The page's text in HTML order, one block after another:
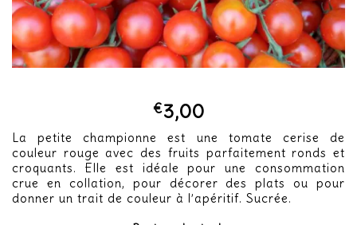
€3,00
La petite championne est une tomate cerise de
couleur rouge avec des fruits parfaitement ronds et
croquants. Elle est idéale pour une consommation
crue en collation, pour décorer des plats ou pour
donner un trait de couleur à l’apéritif. Sucrée.